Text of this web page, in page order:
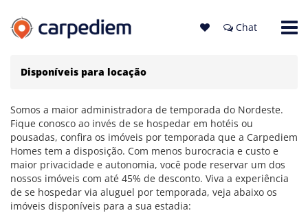
Chat
Disponíveis para locação
Somos a maior administradora de temporada do Nordeste.
Fique conosco ao invés de se hospedar em hotéis ou
pousadas, confira os imóveis por temporada que a Carpediem
Homes tem a disposição. Com menos burocracia e custo e
maior privacidade e autonomia, você pode reservar um dos
nossos imóveis com até 45% de desconto. Viva a experiência
de se hospedar via aluguel por temporada, veja abaixo os
imóveis disponíveis para a sua estadia: